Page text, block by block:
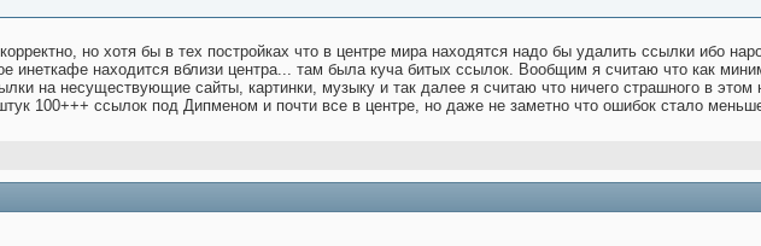
но хотя бы в тех постройках что в центре мира находятся надо бы удалить ссылки ибо
инеткафе находится вблизи центра... там была куча битых ссылок. Вообщим я считаю что как
на несуществующие сайты, картинки, музыку и так далее я считаю что ничего страшного в этом
100+++ ссылок под Дипменом и почти все в центре, но даже не заметно что ошибок стало